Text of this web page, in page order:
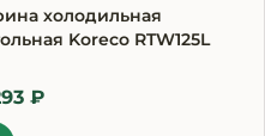
холодильная
Koreco RTW125L
₽